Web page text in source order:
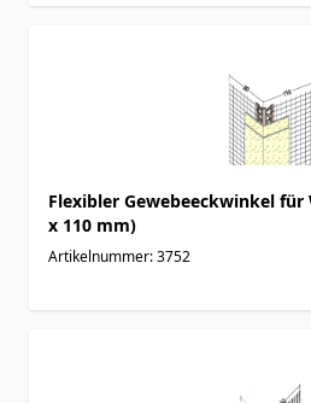
Flexibler Gewebeeckwinkel
x 110 mm)
Artikelnummer: 3752